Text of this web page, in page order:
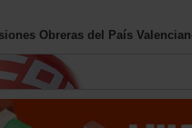
Obreras del País